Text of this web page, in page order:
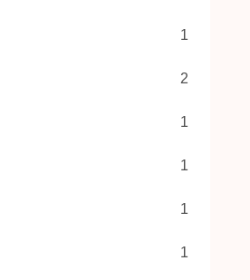
1
2
1
1
1
1